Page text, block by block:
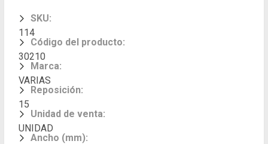
SKU:
114
Código del producto:
30210
Marca:
VARIAS
Reposición:
15
Unidad de venta:
UNIDAD
Ancho (mm):